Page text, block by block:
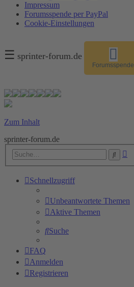
Impressum
Forumsspende per PayPal
Cookie-Einstellungen
☰ sprinter-forum.de
Forumsspende
Zum Inhalt
sprinter-forum.de
Suche
Schnellzugriff
Unbeantwortete Themen
Aktive Themen
Suche
FAQ
Anmelden
Registrieren